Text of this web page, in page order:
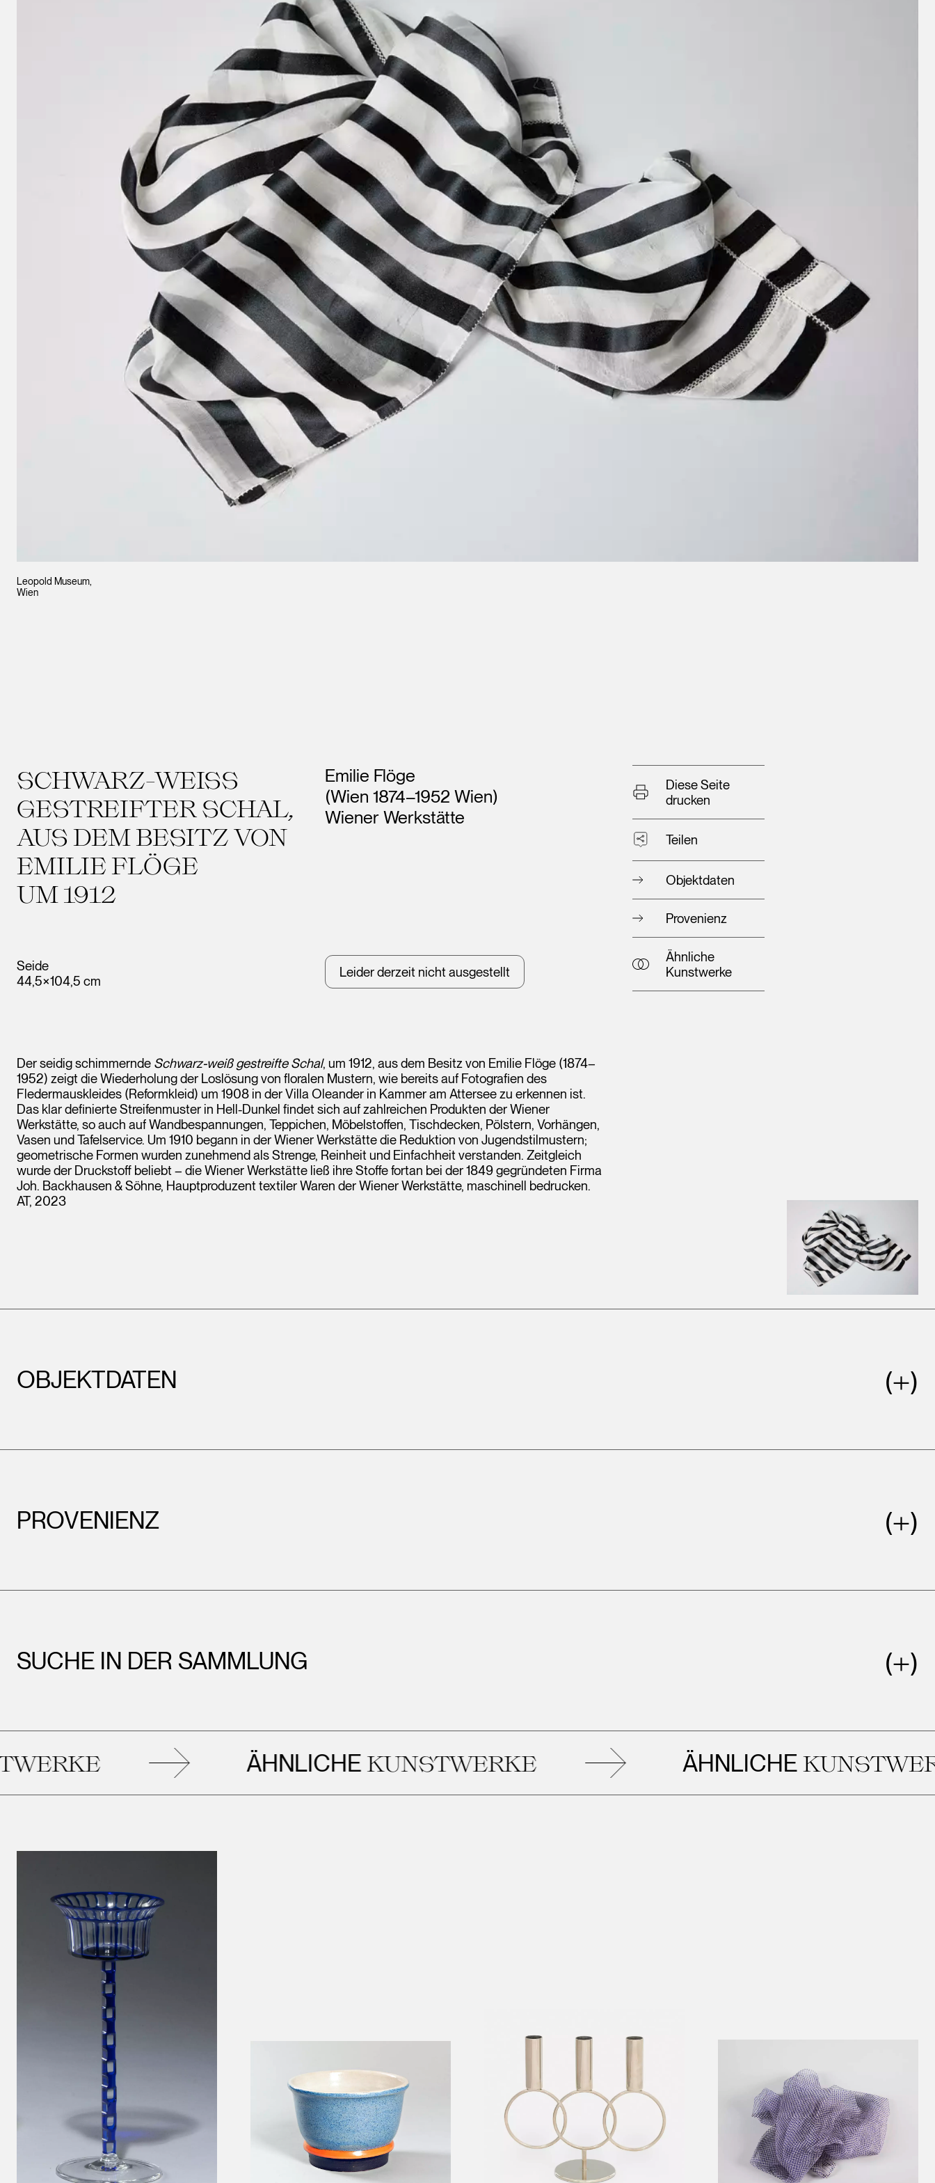
Leopold Museum,
Wien
SCHWARZ-WEISS G
ESTREIFTER SCHAL, A
US DEM BESITZ VON E
MILIE FLÖGE
UM 1912
Seide
44,5×104,5 cm
Künstler*innen
Emilie Flöge
(Wien 1874–1952 Wien)
Wiener Werkstätte
Leider derzeit nicht ausgestellt
Diese Seite
drucken
Teilen
Objektdaten
Provenienz
Ähnliche
Kunstwerke
Der seidig schimmernde Schwarz-weiß gestreifte Schal, um 1912, aus dem Besitz von Emilie Flöge (1874–
1952) zeigt die Wiederholung der Loslösung von floralen Mustern, wie bereits auf Fotografien des
Fledermauskleides (Reformkleid) um 1908 in der Villa Oleander in Kammer am Attersee zu erkennen ist.
Das klar definierte Streifenmuster in Hell-Dunkel findet sich auf zahlreichen Produkten der Wiener
Werkstätte, so auch auf Wandbespannungen, Teppichen, Möbelstoffen, Tischdecken, Pölstern, Vorhängen,
Vasen und Tafelservice. Um 1910 begann in der Wiener Werkstätte die Reduktion von Jugendstilmustern;
geometrische Formen wurden zunehmend als Strenge, Reinheit und Einfachheit verstanden. Zeitgleich
wurde der Druckstoff beliebt – die Wiener Werkstätte ließ ihre Stoffe fortan bei der 1849 gegründeten Firma
Joh. Backhausen & Söhne, Hauptproduzent textiler Waren der Wiener Werkstätte, maschinell bedrucken.
AT, 2023
OBJEKTDATEN
PROVENIENZ
SUCHE IN DER SAMMLUNG
ÄHNLICHEKUNSTWERKE ÄHNLICHEKUNSTWERKE